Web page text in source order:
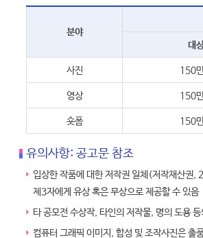
분야
대
사진 150
영상 150
숏폼 150
유의사항: 공고문 참조
입상한 작품에 대한 저작권 일체(저작재산권,
제3자에게 유상 혹은 무상으로 제공할 수 있음
타 공모전 수상작, 타인의 저작물, 명의 도용
컴퓨터 그래픽 이미지, 합성 및 조작사진은 출